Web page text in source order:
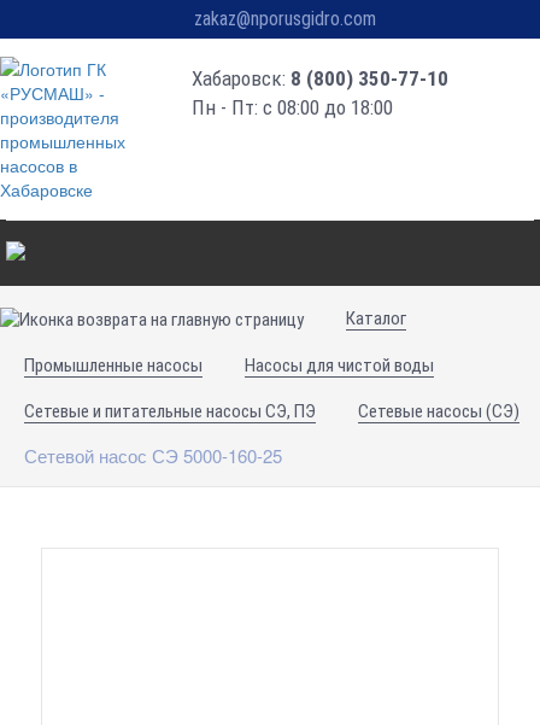
zakaz@nporusgidro.com
Хабаровск: 8 (800) 350-77-10
Пн - Пт: с 08:00 до 18:00
Каталог
Промышленные насосы Насосы для чистой воды
Сетевые и питательные насосы СЭ, ПЭ Сетевые насосы (СЭ)
Сетевой насос СЭ 5000-160-25